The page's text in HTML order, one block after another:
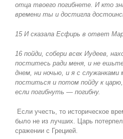
отца твоего погибнете. И кто
времени ты и достигла
15 И сказала Есфирь в ответ
16 пойди, собери всех Иудеев,
поститесь ради меня, и не
днем, ни ночью, и я с служанками
поститься и потом пойду к
если погибнуть — погибну.
Если учесть, то историческое
было не из лучших. Царь
сражении с Грецией.